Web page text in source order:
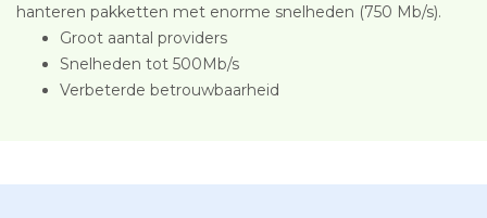
hanteren pakketten met enorme snelheden (750 Mb/s).
Groot aantal providers
Snelheden tot 500Mb/s
Verbeterde betrouwbaarheid